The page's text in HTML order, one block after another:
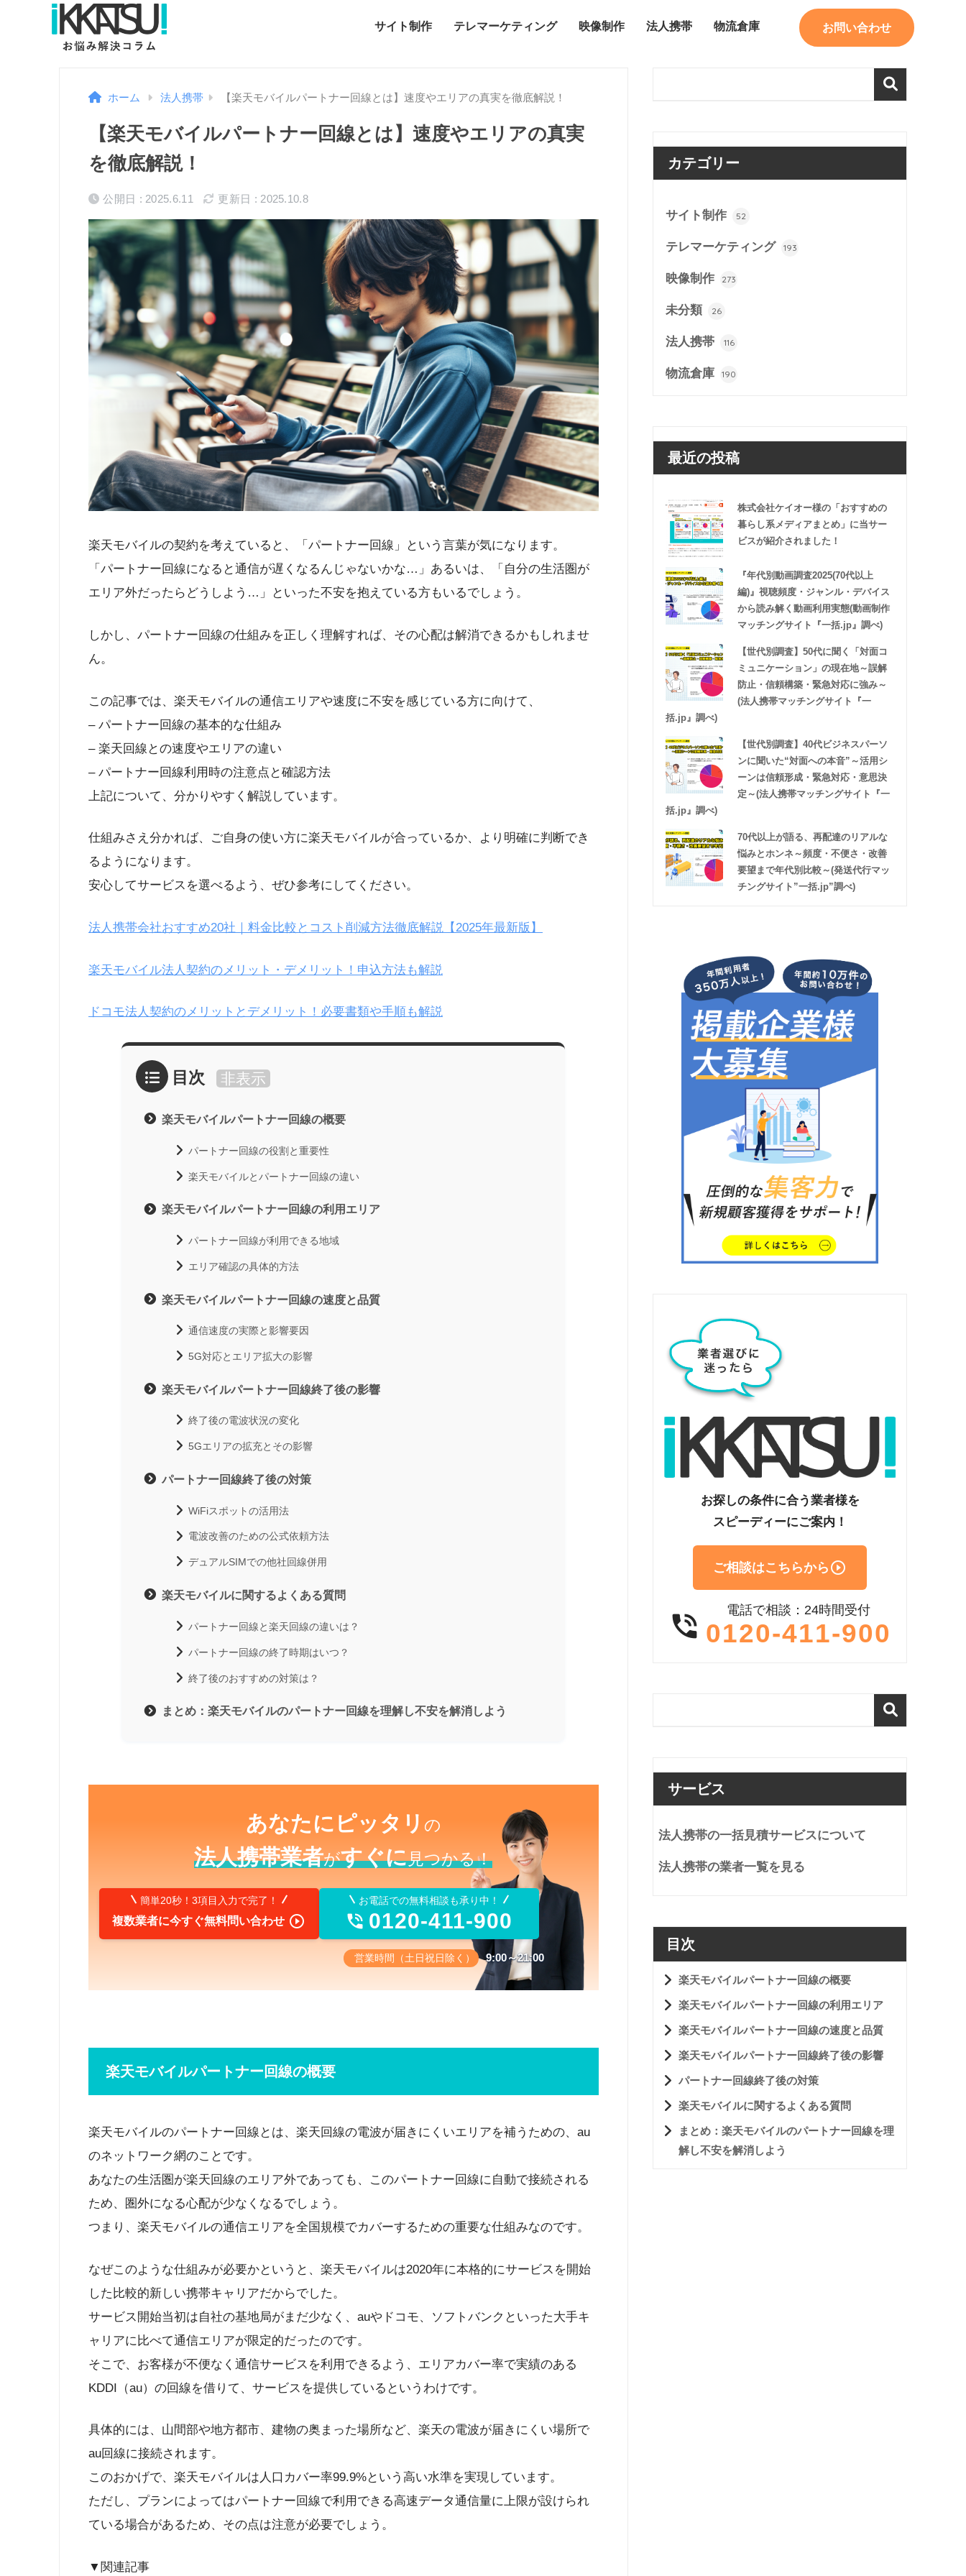
サイト制作 テレマーケティング 映像制作 法人携帯 物流倉庫 お問い合わせ
ホーム 法人携帯 【楽天モバイルパートナー回線とは】速度やエリアの真実を徹底解説！
【楽天モバイルパートナー回線とは】速度やエリアの真実
を徹底解説！
公開日 : 2025.6.11 更新日 : 2025.10.8
楽天モバイルの契約を考えていると、「パートナー回線」という言葉が気になります。
「パートナー回線になると通信が遅くなるんじゃないかな…」あるいは、「自分の生活圏が
エリア外だったらどうしよう…」といった不安を抱えている方もいるでしょう。
しかし、パートナー回線の仕組みを正しく理解すれば、その心配は解消できるかもしれませ
ん。
この記事では、楽天モバイルの通信エリアや速度に不安を感じている方に向けて、
– パートナー回線の基本的な仕組み
– 楽天回線との速度やエリアの違い
– パートナー回線利用時の注意点と確認方法
上記について、分かりやすく解説しています。
仕組みさえ分かれば、ご自身の使い方に楽天モバイルが合っているか、より明確に判断でき
るようになります。
安心してサービスを選べるよう、ぜひ参考にしてください。
法人携帯会社おすすめ20社｜料金比較とコスト削減方法徹底解説【2025年最新版】
楽天モバイル法人契約のメリット・デメリット！申込方法も解説
ドコモ法人契約のメリットとデメリット！必要書類や手順も解説
目次 非表示
楽天モバイルパートナー回線の概要
パートナー回線の役割と重要性
楽天モバイルとパートナー回線の違い
楽天モバイルパートナー回線の利用エリア
パートナー回線が利用できる地域
エリア確認の具体的方法
楽天モバイルパートナー回線の速度と品質
通信速度の実際と影響要因
5G対応とエリア拡大の影響
楽天モバイルパートナー回線終了後の影響
終了後の電波状況の変化
5Gエリアの拡充とその影響
パートナー回線終了後の対策
WiFiスポットの活用法
電波改善のための公式依頼方法
デュアルSIMでの他社回線併用
楽天モバイルに関するよくある質問
パートナー回線と楽天回線の違いは？
パートナー回線の終了時期はいつ？
終了後のおすすめの対策は？
まとめ：楽天モバイルのパートナー回線を理解し不安を解消しよう
あなたにピッタリ の
法人携帯業者がすぐに見つかる！
簡単20秒！3項目入力で完了！
複数業者に今すぐ無料問い合わせ 
お電話での無料相談も承り中！
 0120-411-900
営業時間（土日祝日除く） 9:00～21:00
楽天モバイルパートナー回線の概要
楽天モバイルのパートナー回線とは、楽天回線の電波が届きにくいエリアを補うための、au
のネットワーク網のことです。
あなたの生活圏が楽天回線のエリア外であっても、このパートナー回線に自動で接続される
ため、圏外になる心配が少なくなるでしょう。
つまり、楽天モバイルの通信エリアを全国規模でカバーするための重要な仕組みなのです。
なぜこのような仕組みが必要かというと、楽天モバイルは2020年に本格的にサービスを開始
した比較的新しい携帯キャリアだからでした。
サービス開始当初は自社の基地局がまだ少なく、auやドコモ、ソフトバンクといった大手キ
ャリアに比べて通信エリアが限定的だったのです。
そこで、お客様が不便なく通信サービスを利用できるよう、エリアカバー率で実績のある
KDDI（au）の回線を借りて、サービスを提供しているというわけです。
具体的には、山間部や地方都市、建物の奥まった場所など、楽天の電波が届きにくい場所で
au回線に接続されます。
このおかげで、楽天モバイルは人口カバー率99.9%という高い水準を実現しています。
ただし、プランによってはパートナー回線で利用できる高速データ通信量に上限が設けられ
ている場合があるため、その点は注意が必要でしょう。
▼関連記事
カテゴリー
サイト制作 52
テレマーケティング 193
映像制作 273
未分類 26
法人携帯 116
物流倉庫 190
最近の投稿
株式会社ケイオー様の「おすすめの
暮らし系メディアまとめ」に当サー
ビスが紹介されました！
『年代別動画調査2025(70代以上
編)』視聴頻度・ジャンル・デバイス
から読み解く動画利用実態(動画制作
マッチングサイト『一括.jp』調べ)
【世代別調査】50代に聞く「対面コ
ミュニケーション」の現在地～誤解
防止・信頼構築・緊急対応に強み～
(法人携帯マッチングサイト『一
括.jp』調べ)
【世代別調査】40代ビジネスパーソ
ンに聞いた“対面への本音”～活用シ
ーンは信頼形成・緊急対応・意思決
定～(法人携帯マッチングサイト『一
括.jp』調べ)
70代以上が語る、再配達のリアルな
悩みとホンネ～頻度・不便さ・改善
要望まで年代別比較～(発送代行マッ
チングサイト”一括.jp”調べ)
お探しの条件に合う業者様を
スピーディーにご案内！
ご相談はこちらから 
 電話で相談：24時間受付
0120-411-900
サービス
法人携帯の一括見積サービスについて
法人携帯の業者一覧を見る
目次
楽天モバイルパートナー回線の概要
楽天モバイルパートナー回線の利用エリア
楽天モバイルパートナー回線の速度と品質
楽天モバイルパートナー回線終了後の影響
パートナー回線終了後の対策
楽天モバイルに関するよくある質問
まとめ：楽天モバイルのパートナー回線を理
解し不安を解消しよう